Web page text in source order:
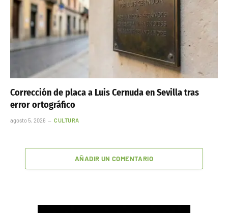
Corrección de placa a Luis Cernuda en Sevilla tras
error ortográfico
agosto 5, 2026 CULTURA
AÑADIR UN COMENTARIO